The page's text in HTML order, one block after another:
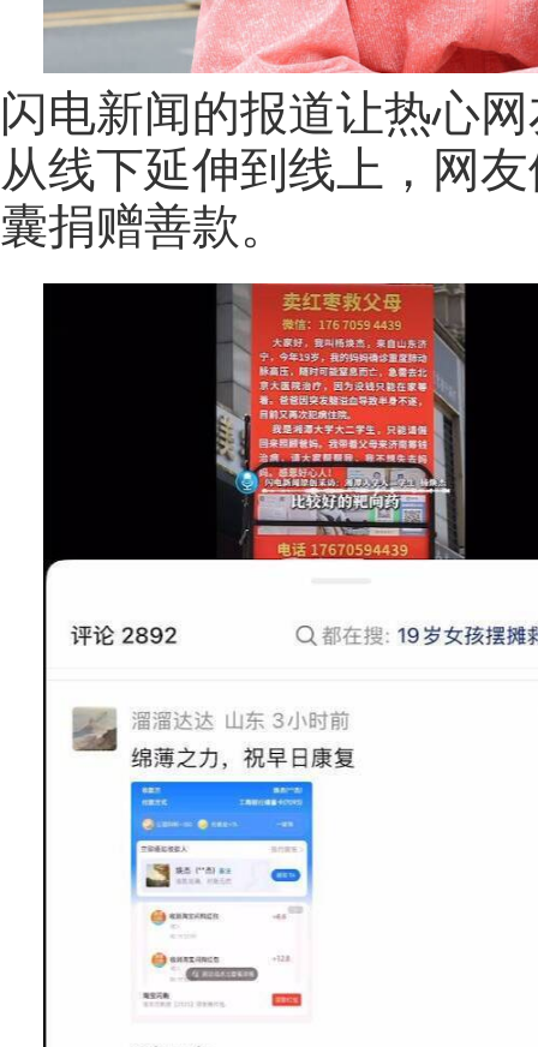
闪电新闻的报道让热心
从线下延伸到线上，网
囊捐赠善款。